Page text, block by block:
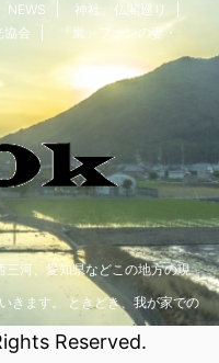
NEWS
神社、仏閣巡り
協会
「嵐」ファンの妻・
河、愛知県などこの地方の現
きます。 ときどき、我が家での
読んでみてくださいね。
Reserved.